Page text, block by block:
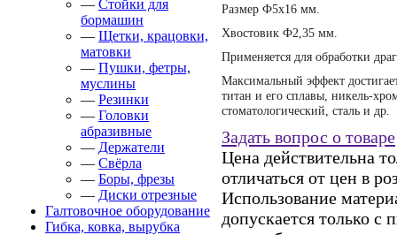
— Стойки для
бормашин
— Щетки, крацовки,
матовки
— Пушки, фетры,
муслины
— Резинки
— Головки
абразивные
— Держатели
— Свёрла
— Боры, фрезы
— Диски отрезные
Галтовочное оборудование
Гибка, ковка, вырубка
Размер Ф5х16 мм.
Хвостовик Ф2,35 мм.
Применяется для обработки
Максимальный эффект
титан и его сплавы, никель-
стоматологический, сталь и др.
Задать вопрос о товаре
Цена действительна
отличаться от цен в
Использование
допускается только с